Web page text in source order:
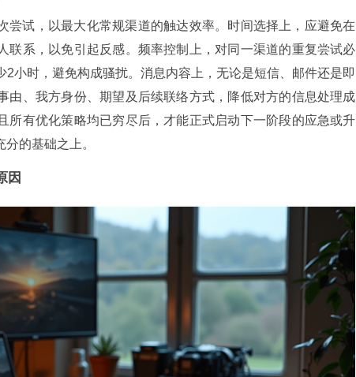
尝试，以最大化常规渠道的触达效率。时间选择上，应避免在
联系，以免引起反感。频率控制上，对同一渠道的重复尝试必
小时，避免构成骚扰。消息内容上，无论是短信、邮件还是即
由、我方身份、期望及后续联络方式，降低对方的信息处理成
所有优化策略均已穷尽后，才能正式启动下一阶段的应急或升
的基础之上。
因